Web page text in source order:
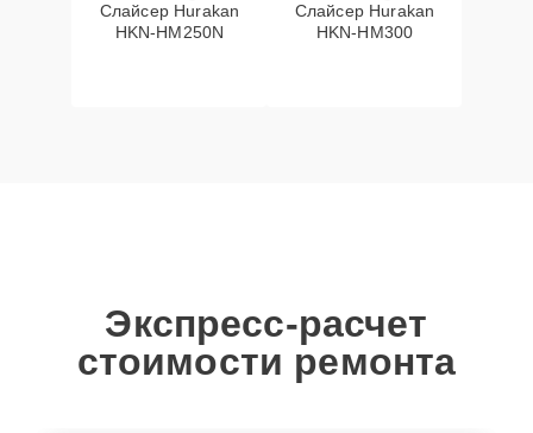
Слайсер Hurakan
HKN-HM250N
Слайсер Hurakan
HKN-HM300
Экспресс-расчет
стоимости ремонта